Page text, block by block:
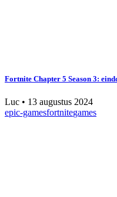
Fortnite Chapter 5 Season 3:
Luc • 13 augustus 2024
epic-gamesfortnitegames